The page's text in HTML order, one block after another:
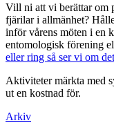
Vill ni att vi berättar om
fjärilar i allmänhet?
inför vårens möten i en
entomologisk förening
eller ring så ser vi om
Aktiviteter märkta med
ut en kostnad för.
Arkiv